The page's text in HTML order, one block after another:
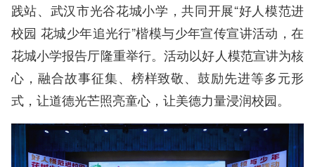
践站、武汉市光谷花城小学，共同开展“好人模范进
校园 花城少年追光行”楷模与少年宣传宣讲活动，在
花城小学报告厅隆重举行。活动以好人模范宣讲为核
心，融合故事征集、榜样致敬、鼓励先进等多元形
式，让道德光芒照亮童心，让美德力量浸润校园。